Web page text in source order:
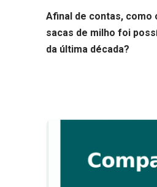
Afinal de contas, como
sacas de milho foi
da última década?